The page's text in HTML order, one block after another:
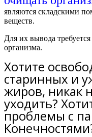
являются складскими
веществ.
Для их вывода
организма.
Хотите
старинных и
жиров, никак
уходить?
проблемы с